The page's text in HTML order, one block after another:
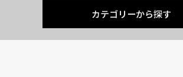
カテゴリーから探す